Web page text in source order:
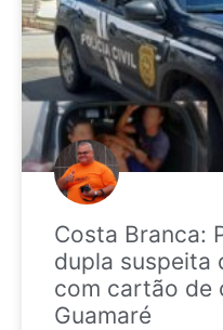
Costa Branca:
dupla suspeita
com cartão de
Guamaré